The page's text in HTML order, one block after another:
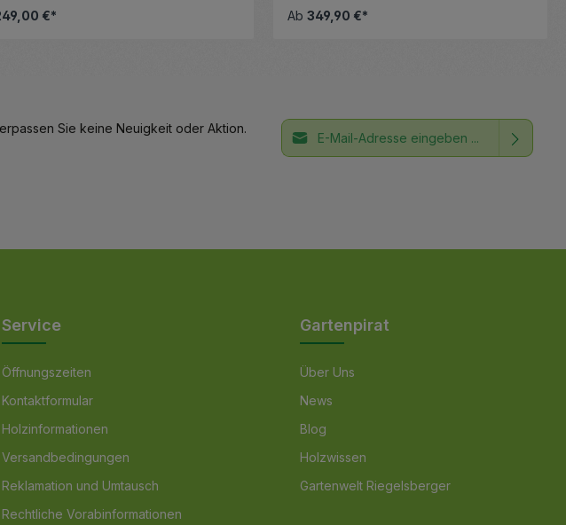
€*
Ab 349,90 €*
Sie keine Neuigkeit oder Aktion. E-Mail-Adresse*
Service
Öffnungszeiten
Kontaktformular
Holzinformationen
Versandbedingungen
Reklamation und Umtausch
Rechtliche Vorabinformationen
Gartenpirat
Über Uns
News
Blog
Holzwissen
Gartenwelt Riegelsberger